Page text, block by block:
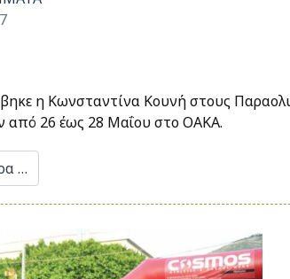
η Κωνσταντίνα Κουνή στους
από 26 έως 28 Μαΐου στο ΟΑΚΑ.
…